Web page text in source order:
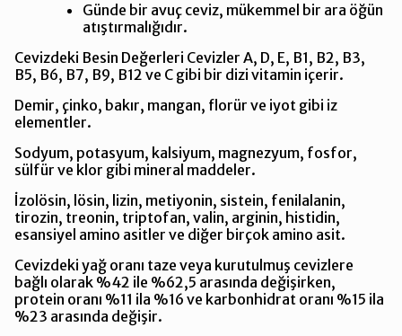
Günde bir avuç ceviz, mükemmel bir ara öğün
atıştırmalığıdır.
Cevizdeki Besin Değerleri Cevizler A, D, E, B1, B2, B3,
B5, B6, B7, B9, B12 ve C gibi bir dizi vitamin içerir.
Demir, çinko, bakır, mangan, florür ve iyot gibi iz
elementler.
Sodyum, potasyum, kalsiyum, magnezyum, fosfor,
sülfür ve klor gibi mineral maddeler.
İzolösin, lösin, lizin, metiyonin, sistein, fenilalanin,
tirozin, treonin, triptofan, valin, arginin, histidin,
esansiyel amino asitler ve diğer birçok amino asit.
Cevizdeki yağ oranı taze veya kurutulmuş cevizlere
bağlı olarak %42 ile %62,5 arasında değişirken,
protein oranı %11 ila %16 ve karbonhidrat oranı %15 ila
%23 arasında değişir.